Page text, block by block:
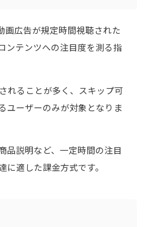
画広告が規定時間視聴された
ンテンツへの注目度を測る指
れることが多く、スキップ可
ユーザーのみが対象となりま
品説明など、一定時間の注目
適した課金方式です。